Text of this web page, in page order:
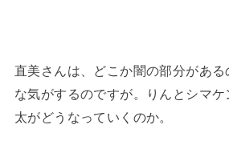
直美さんは、どこか闇の部分がある
な気がするのですが。りんとシマ
太がどうなっていくのか。